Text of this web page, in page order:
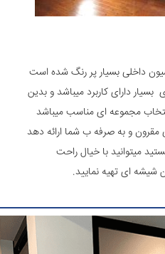
داخلی بسیار پر رنگ شده است
دارای کاربرد میباشد و بدین
مجموعه ای مناسب میباشد
مقرون و به صرفه ب شما ارائه دهد
میتوانید با خیال راحت
شیشه ای تهیه نمایید.